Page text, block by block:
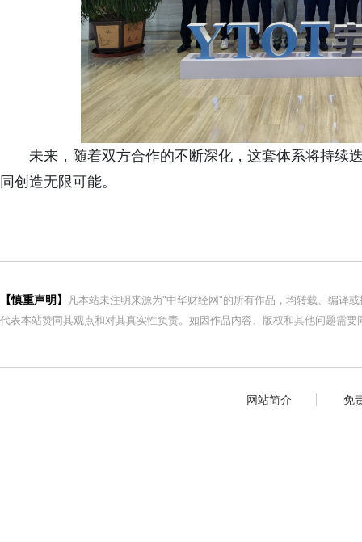
未来，随着双方合作的不断深化，这套体系将持续
同创造无限可能。
【慎重声明】
凡本站未注明来源为"中华财经网"的所有作品，均转载、编译
代表本站赞同其观点和对其真实性负责。如因作品内容、版权和其他问题需
网站简介 免